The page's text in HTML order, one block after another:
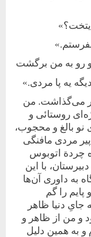
رو به من برگشت
یه پا مردی.»
می‌گذاشت. من
روستائی و
نو بالغ و محجوب،
مردی مافنگی
چردة اتوبوس
با این
به داوری آن‌ها
را گم
دنیا ظاهر
و من از ظاهر و
به‌ همین دلیل